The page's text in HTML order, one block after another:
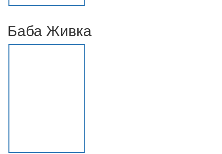
Баба Живка